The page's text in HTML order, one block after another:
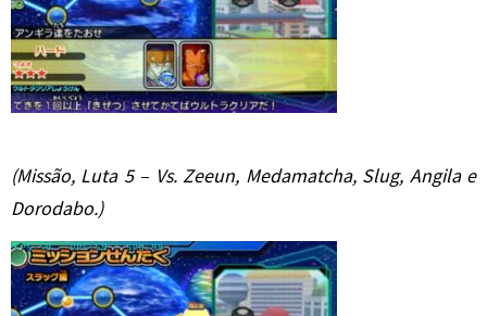
(Missão, Luta 5 – Vs. Zeeun, Medamatcha, Slug, Angila e
Dorodabo.)